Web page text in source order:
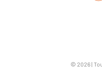
© 2026 |